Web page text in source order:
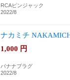
RCAピンジャック
2022/8
ナカミチ
1,000 円
バナナプラグ
2022/8